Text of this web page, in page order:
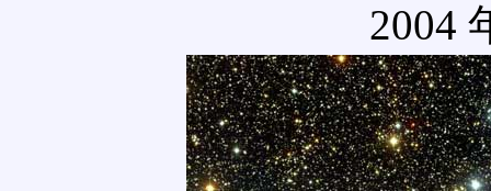
2004